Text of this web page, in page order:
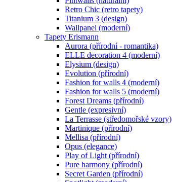
Retro Chic (retro tapety)
Titanium 3 (design)
Wallpanel (moderní)
Tapety Erismann
Aurora (přírodní - romantika)
ELLE decoration 4 (moderní)
Elysium (design)
Evolution (přírodní)
Fashion for walls 4 (moderní)
Fashion for walls 5 (moderní)
Forest Dreams (přírodní)
Gentle (expresivní)
La Terrasse (středomořské vzory)
Martinique (přírodní)
Mellisa (přírodní)
Opus (elegance)
Play of Light (přírodní)
Pure harmony (přírodní)
Secret Garden (přírodní)